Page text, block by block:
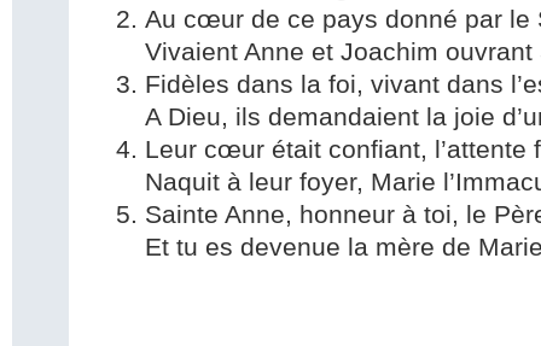
Au cœur de ce pays donné par le
Vivaient Anne et Joachim
Fidèles dans la foi, vivant dans
A Dieu, ils demandaient la joie
Leur cœur était confiant, l’attente
Naquit à leur foyer, Marie
Sainte Anne, honneur à toi, le
Et tu es devenue la mère de